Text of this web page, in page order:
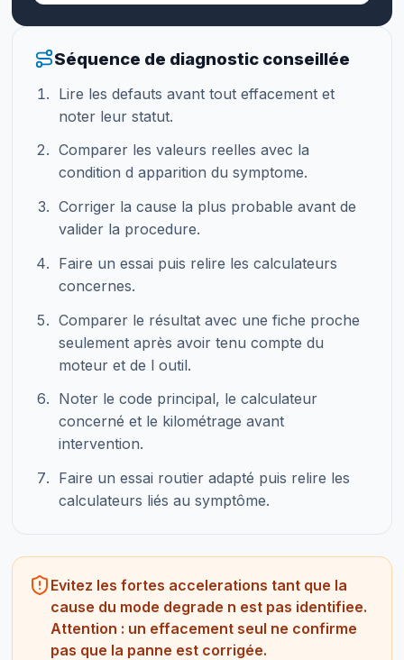
Séquence de diagnostic conseillée
Lire les defauts avant tout effacement et
noter leur statut.
Comparer les valeurs reelles avec la
condition d apparition du symptome.
Corriger la cause la plus probable avant de
valider la procedure.
Faire un essai puis relire les calculateurs
concernes.
Comparer le résultat avec une fiche proche
seulement après avoir tenu compte du
moteur et de l outil.
Noter le code principal, le calculateur
concerné et le kilométrage avant
intervention.
Faire un essai routier adapté puis relire les
calculateurs liés au symptôme.
Evitez les fortes accelerations tant que la
cause du mode degrade n est pas identifiee.
Attention : un effacement seul ne confirme
pas que la panne est corrigée.